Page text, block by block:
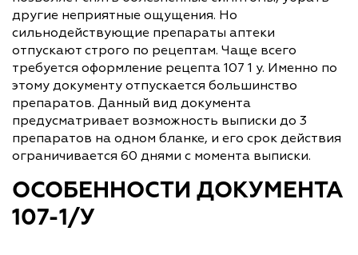
другие неприятные ощущения. Но
сильнодействующие препараты аптеки
отпускают строго по рецептам. Чаще всего
требуется оформление рецепта 107 1 у. Именно по
этому документу отпускается большинство
препаратов. Данный вид документа
предусматривает возможность выписки до 3
препаратов на одном бланке, и его срок действия
ограничивается 60 днями с момента выписки.
ОСОБЕННОСТИ ДОКУМЕНТА
107-1/У